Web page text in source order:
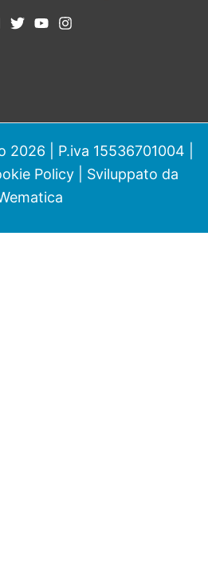
| P.iva 15536701004 |
Policy| Sviluppato da